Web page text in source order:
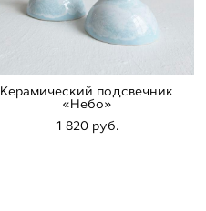
Керамический подсвечник
«Небо»
1 820 pуб.